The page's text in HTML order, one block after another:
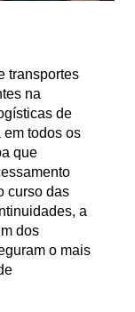
transportes
na
de
em todos os
que
curso das
a
dos
o mais